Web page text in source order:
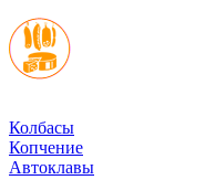
Колбасы
Копчение
Автоклавы